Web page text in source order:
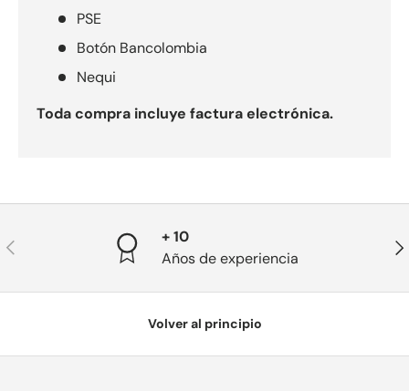
PSE
Botón Bancolombia
Nequi
Toda compra incluye factura electrónica.
Anterior
+ 10
Años de experiencia
Volver al principio